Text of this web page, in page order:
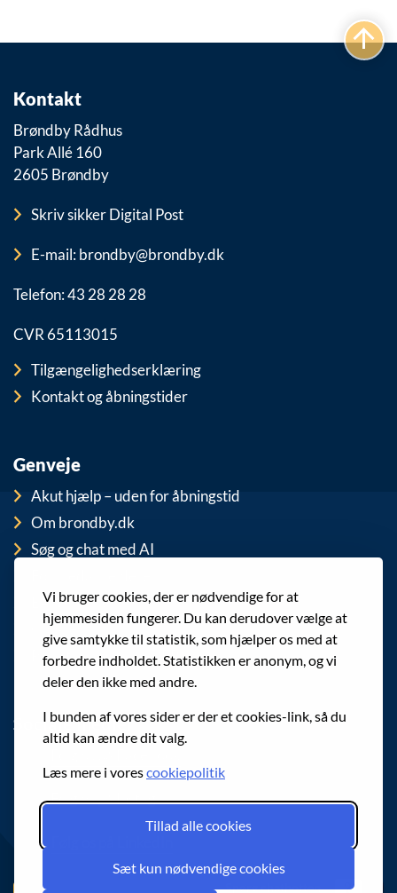
Vi bruger cookies, der er nødvendige for at
hjemmesiden fungerer. Du kan derudover vælge at
give samtykke til statistik, som hjælper os med at
forbedre indholdet. Statistikken er anonym, og vi
deler den ikke med andre.
I bunden af vores sider er der et cookies-link, så du
altid kan ændre dit valg.
Læs mere i vorescookiepolitik
Tillad alle cookies
Sæt kun nødvendige cookies
Kontakt
Brøndby Rådhus
Park Allé 160
2605 Brøndby
Skriv sikker Digital Post
E-mail: brondby@brondby.dk
Telefon: 43 28 28 28
CVR 65113015
Tilgængelighedserklæring
Kontakt og åbningstider
Genveje
Akut hjælp – uden for åbningstid
Om brondby.dk
Søg og chat med AI
EAN-numre
Cookies
Privatlivspolitik (GDPR)
Sociale medier
Følg os på Instagram
Spørg chatbotten